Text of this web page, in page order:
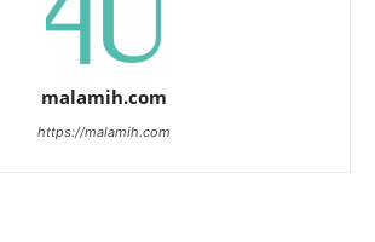
malamih.com
https://malamih.com